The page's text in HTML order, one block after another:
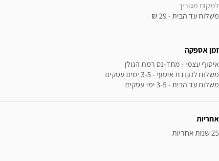
למקום מגוריך
משלוח עד הבית - 29 ₪
זמן אספקה
משלוח עד הבית - 3-5 ימי עסקים
אחריות
25 שנות אחריות